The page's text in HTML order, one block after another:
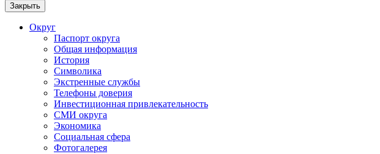
Закрыть
Округ
Паспорт округа
Общая информация
История
Символика
Экстренные службы
Телефоны доверия
Инвестиционная привлекательность
СМИ округа
Экономика
Социальная сфера
Фотогалерея